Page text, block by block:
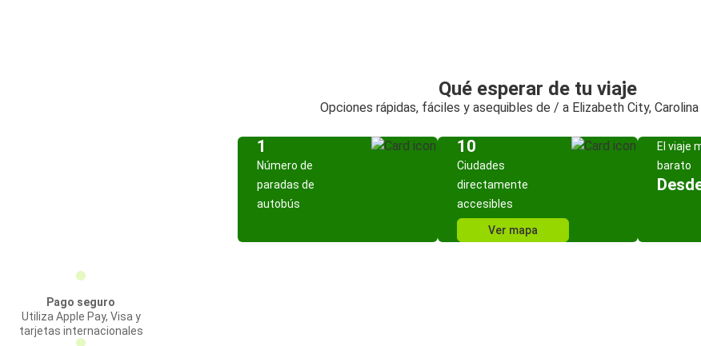
Qué esperar de tu viaje
Opciones rápidas, fáciles y asequibles de / a Elizabeth City,
1
Número de
paradas de
autobús
10
Ciudades
directamente
accesibles
Ver mapa
El viaje
barato
Pago seguro
Utiliza Apple Pay, Visa y
tarjetas internacionales